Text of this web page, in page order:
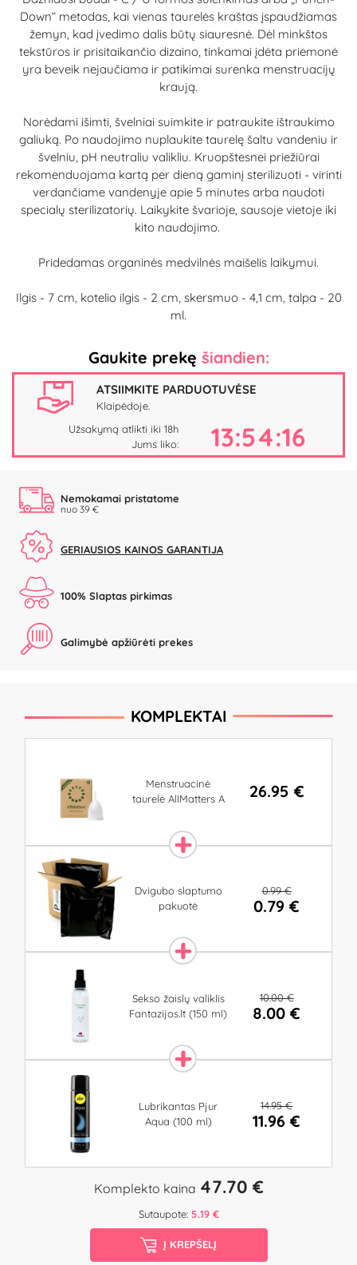
Down“ metodas, kai vienas taurelės kraštas įspaudžiamas
žemyn, kad įvedimo dalis būtų siauresnė. Dėl minkštos
tekstūros ir prisitaikančio dizaino, tinkamai įdėta priemonė
yra beveik nejaučiama ir patikimai surenka menstruacijų
kraują.
Norėdami išimti, švelniai suimkite ir patraukite ištraukimo
galiuką. Po naudojimo nuplaukite taurelę šaltu vandeniu ir
švelniu, pH neutraliu valikliu. Kruopštesnei priežiūrai
rekomenduojama kartą per dieną gaminį sterilizuoti - virinti
verdančiame vandenyje apie 5 minutes arba naudoti
specialų sterilizatorių. Laikykite švarioje, sausoje vietoje iki
kito naudojimo.
Pridedamas organinės medvilnės maišelis laikymui.
Ilgis - 7 cm, kotelio ilgis - 2 cm, skersmuo - 4,1 cm, talpa - 20
ml.
Gaukite prekę šiandien:
ATSIIMKITE PARDUOTUVĖSE
Klaipėdoje.
Užsakymą atlikti iki 18h
Jums liko:
13:54:15
Nemokamai pristatome
nuo 39 €
GERIAUSIOS KAINOS GARANTIJA
100% Slaptas pirkimas
Galimybė apžiūrėti prekes
KOMPLEKTAI
Menstruacinė
taurelė AllMatters A
26.95 €
Dvigubo slaptumo
pakuotė
0.99 €
0.79 €
Sekso žaislų valiklis
Fantazijos.lt (150 ml)
10.00 €
8.00 €
Lubrikantas Pjur
Aqua (100 ml)
14.95 €
11.96 €
Komplekto kaina 47.70 €
Sutaupote: 5.19 €
Į KREPŠELĮ